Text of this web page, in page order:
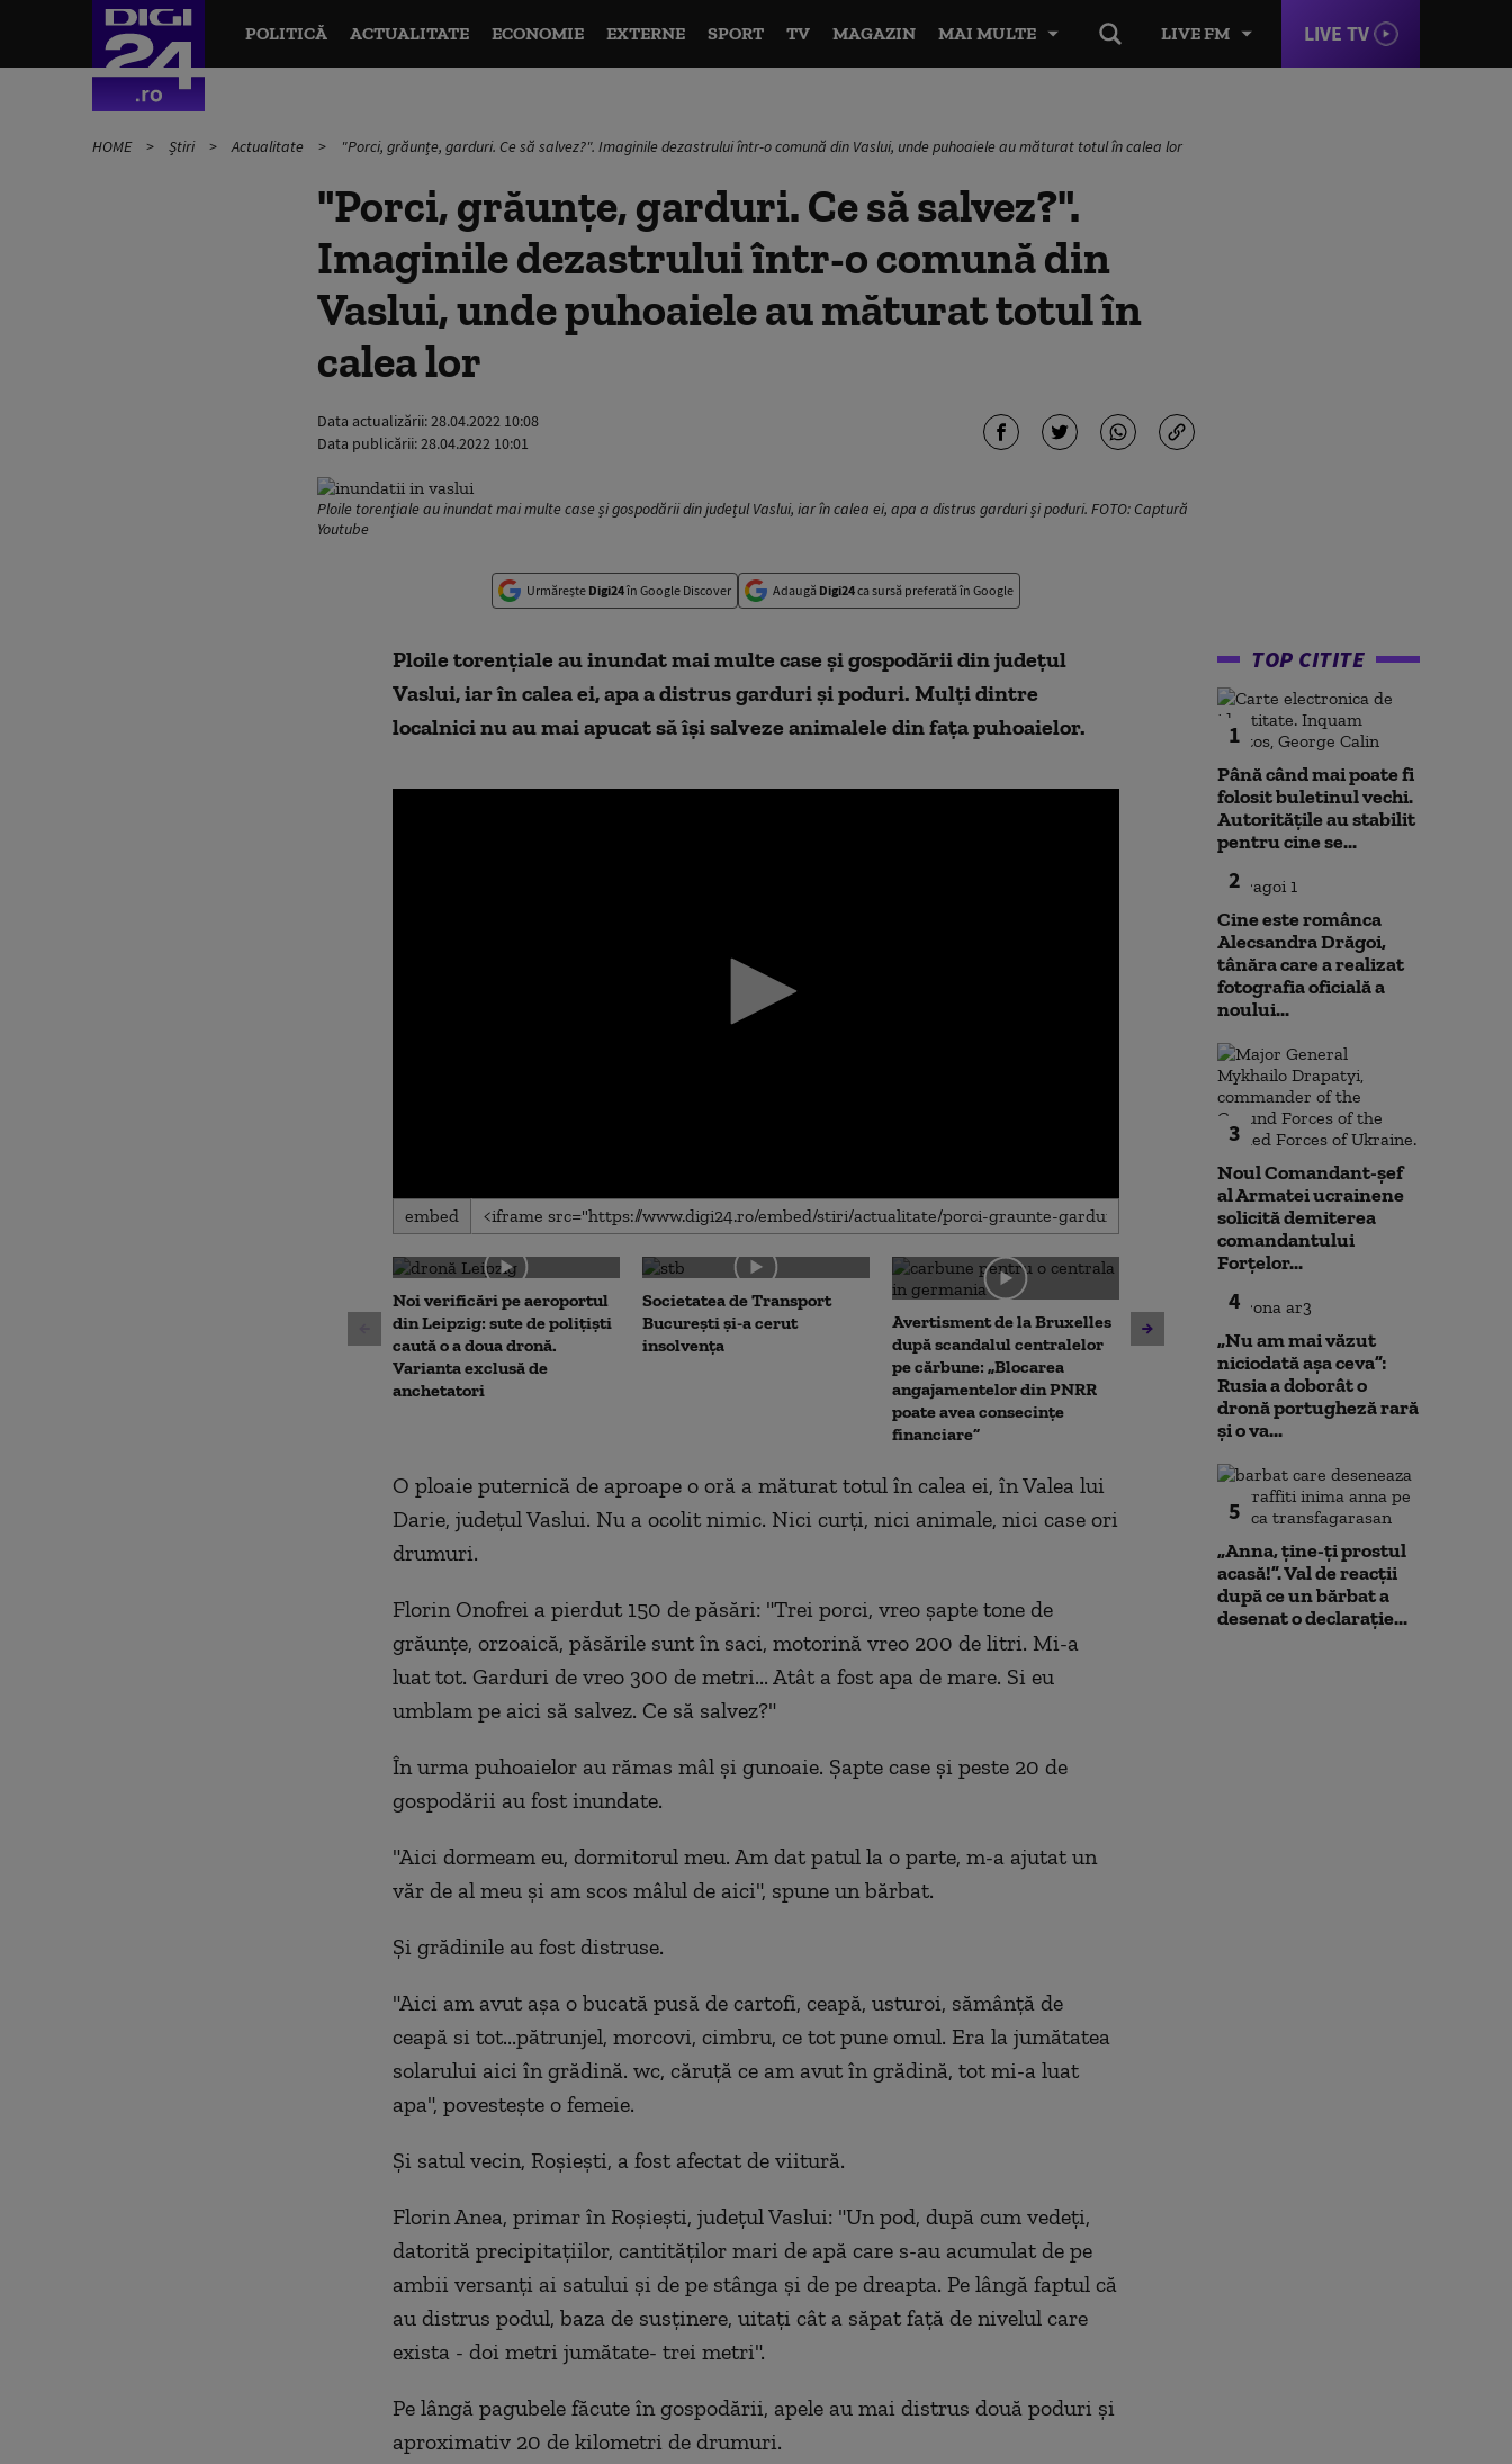
LIVE FM LIVE TV
POLITICĂ ACTUALITATE ECONOMIE EXTERNE SPORT TV MAGAZIN MAI MULTE
HOME Știri Actualitate "Porci, grăunțe, garduri. Ce să salvez?". Imaginile dezastrului într-o comună din Vaslui, unde puhoaiele au măturat totul în calea lor
"Porci, grăunțe, garduri. Ce să salvez?".
Imaginile dezastrului într-o comună din
Vaslui, unde puhoaiele au măturat totul în
calea lor
Data actualizării:28.04.2022 10:08
Data publicării:28.04.2022 10:01
Ploile torențiale au inundat mai multe case și gospodării din județul Vaslui, iar în calea ei, apa a distrus garduri și poduri. FOTO: Captură
Youtube
Urmărește Digi24în Google Discover Adaugă Digi24ca sursă preferată în Google
Ploile torențiale au inundat mai multe case și gospodării din județul
Vaslui, iar în calea ei, apa a distrus garduri și poduri. Mulți dintre
localnici nu au mai apucat să își salveze animalele din fața puhoaielor.
0
seconds
0
secondsVolume
90%
embed
Noi verificări pe aeroportul
din Leipzig: sute de polițiști
caută o a doua dronă.
Varianta exclusă de
anchetatori
Societatea de Transport
București și-a cerut
insolvența
Avertisment de la Bruxelles
după scandalul centralelor
pe cărbune: „Blocarea
angajamentelor din PNRR
poate avea consecințe
financiare”
Noua lege a integrității
deschide calea spre
parteneriatul civil. ACCEPT:
Nu poți impune obligații
fără să oferi și drepturi
Ce spune
O ploaie puternică de aproape o oră a măturat totul în calea ei, în Valea lui
Darie, județul Vaslui. Nu a ocolit nimic. Nici curți, nici animale, nici case ori
drumuri.
Florin Onofrei a pierdut 150 de păsări: "Trei porci, vreo șapte tone de
grăunțe, orzoaică, păsările sunt în saci, motorină vreo 200 de litri. Mi-a
luat tot. Garduri de vreo 300 de metri... Atât a fost apa de mare. Si eu
umblam pe aici să salvez. Ce să salvez?"
În urma puhoaielor au rămas mâl și gunoaie. Șapte case și peste 20 de
gospodării au fost inundate.
"Aici dormeam eu, dormitorul meu. Am dat patul la o parte, m-a ajutat un
văr de al meu și am scos mâlul de aici", spune un bărbat.
Și grădinile au fost distruse.
"Aici am avut așa o bucată pusă de cartofi, ceapă, usturoi, sămânță de
ceapă si tot...pătrunjel, morcovi, cimbru, ce tot pune omul. Era la jumătatea
solarului aici în grădină. wc, căruță ce am avut în grădină, tot mi-a luat
apa", povestește o femeie.
Și satul vecin, Roșiești, a fost afectat de viitură.
Florin Anea, primar în Roșiești, județul Vaslui: "Un pod, după cum vedeți,
datorită precipitațiilor, cantităților mari de apă care s-au acumulat de pe
ambii versanți ai satului și de pe stânga și de pe dreapta. Pe lângă faptul că
au distrus podul, baza de susținere, uitați cât a săpat față de nivelul care
exista - doi metri jumătate- trei metri".
Pe lângă pagubele făcute în gospodării, apele au mai distrus două poduri și
aproximativ 20 de kilometri de drumuri.
TOP CITITE
1
Până când mai poate fi
folosit buletinul vechi.
Autoritățile au stabilit
pentru cine se...
2
Cine este românca
Alecsandra Drăgoi,
tânăra care a realizat
fotografia oficială a
noului...
3
Noul Comandant-șef
al Armatei ucrainene
solicită demiterea
comandantului
Forțelor...
4
„Nu am mai văzut
niciodată așa ceva”:
Rusia a doborât o
dronă portugheză rară
și o va...
5
„Anna, ţine-ţi prostul
acasă!”. Val de reacții
după ce un bărbat a
desenat o declarație...